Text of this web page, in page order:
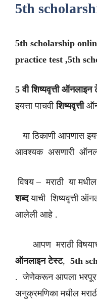
5th
5th scholarship
practice test ,5th
5 वी शिष्यवृत्ती ऑनलाइन
इयत्ता पाचवीशिष्यवृत्ती
या ठिकाणी आपणास
आवश्यक असणारी
विषय – मराठी या
शब्दयाची शिष्यवृत्ती
आलेली आहे .
आपण मराठी
ऑनलाइन टेस्ट, 5th
. जेणेकरून आपला भरपूर
अनुक्रमणिका मधील